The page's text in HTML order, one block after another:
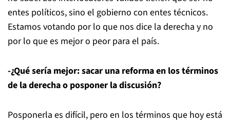
entes políticos, sino el gobierno con entes técnicos.
Estamos votando por lo que nos dice la derecha y no
por lo que es mejor o peor para el país.
-¿Qué sería mejor: sacar una reforma en los términos
de la derecha o posponer la discusión?
Posponerla es difícil, pero en los términos que hoy está